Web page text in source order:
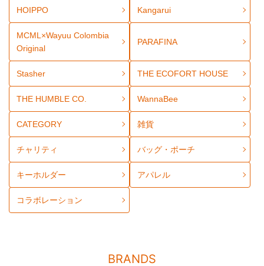
HOIPPO Kangarui
MCML×Wayuu Colombia
Original
PARAFINA
Stasher THE ECOFORT HOUSE
THE HUMBLE CO. WannaBee
CATEGORY 雑貨
チャリティ バッグ・ポーチ
キーホルダー アパレル
コラボレーション
BRANDS